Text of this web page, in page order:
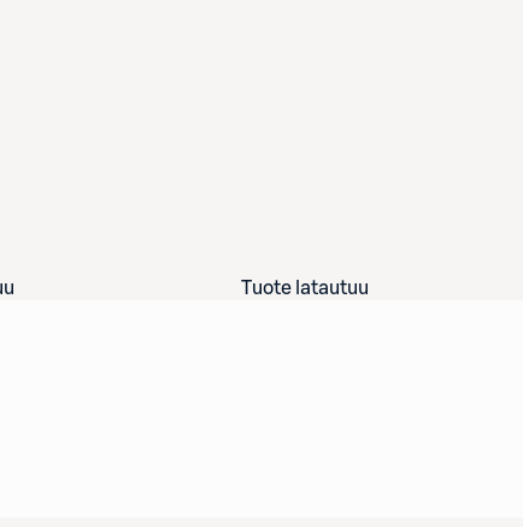
Tuote latautuu